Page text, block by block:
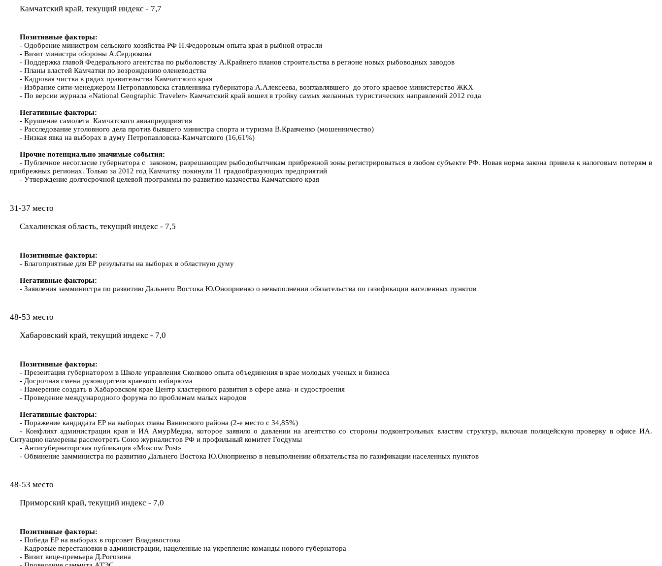
Камчатский край, текущий индекс - 7,7
Позитивные факторы:
- Одобрение министром сельского хозяйства РФ Н.Федоровым опыта края в рыбной отрасли
- Визит министра обороны А.Сердюкова
- Поддержка главой Федерального агентства по рыболовству А.Крайнего планов строительства в регионе новых рыбоводных заводов
- Планы властей Камчатки по возрождению оленеводства
- Кадровая чистка в рядах правительства Камчатского края
- Избрание сити-менеджером Петропавловска ставленника губернатора А.Алексеева, возглавлявшего до этого краевое министерство ЖКХ
- По версии журнала «National Geographic Traveler» Камчатский край вошел в тройку самых желанных туристических направлений 2012 года
Негативные факторы:
- Крушение самолета Камчатского авиапредприятия
- Расследование уголовного дела против бывшего министра спорта и туризма В.Кравченко (мошенничество)
- Низкая явка на выборах в думу Петропавловска-Камчатского (16,61%)
Прочие потенциально значимые события:
- Публичное несогласие губернатора с законом, разрешающим рыбодобытчикам прибрежной зоны регистрироваться в любом субъекте РФ. Новая норма закона привела к налоговым потерям в
прибрежных регионах. Только за 2012 год Камчатку покинули 11 градообразующих предприятий
- Утверждение долгосрочной целевой программы по развитию казачества Камчатского края
31-37 место
Сахалинская область, текущий индекс - 7,5
Позитивные факторы:
- Благоприятные для ЕР результаты на выборах в областную думу
Негативные факторы:
- Заявления замминистра по развитию Дальнего Востока Ю.Оноприенко о невыполнении обязательства по газификации населенных пунктов
48-53 место
Хабаровский край, текущий индекс - 7,0
Позитивные факторы:
- Презентация губернатором в Школе управления Сколково опыта объединения в крае молодых ученых и бизнеса
- Досрочная смена руководителя краевого избиркома
- Намерение создать в Хабаровском крае Центр кластерного развития в сфере авиа- и судостроения
- Проведение международного форума по проблемам малых народов
Негативные факторы:
- Поражение кандидата ЕР на выборах главы Ванинского района (2-е место с 34,85%)
- Конфликт администрации края и ИА АмурМедиа, которое заявило о давлении на агентство со стороны подконтрольных властям структур, включая полицейскую проверку в офисе ИА.
Ситуацию намерены рассмотреть Союз журналистов РФ и профильный комитет Госдумы
- Антигубернаторская публикация «Moscow Post»
- Обвинение замминистра по развитию Дальнего Востока Ю.Оноприенко в невыполнении обязательства по газификации населенных пунктов
48-53 место
Приморский край, текущий индекс - 7,0
Позитивные факторы:
- Победа ЕР на выборах в горсовет Владивостока
- Кадровые перестановки в администрации, нацеленные на укрепление команды нового губернатора
- Визит вице-премьера Д.Рогозина